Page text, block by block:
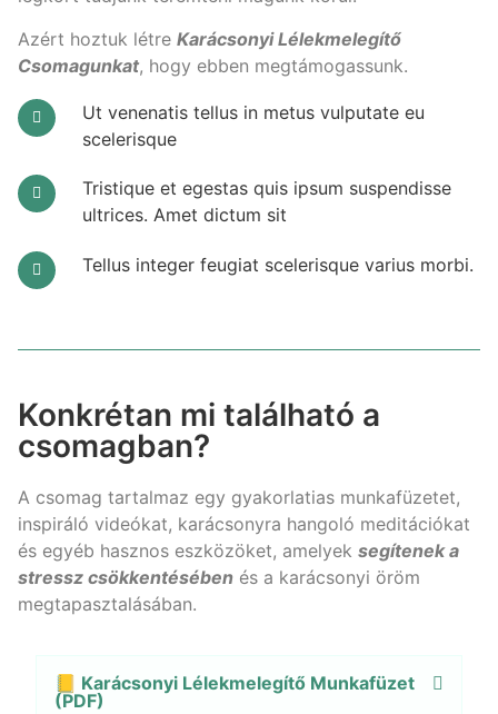
Azért hoztuk létre Karácsonyi Lélekmelegítő
Csomagunkat, hogy ebben megtámogassunk.
Ut venenatis tellus in metus vulputate eu
scelerisque
Tristique et egestas quis ipsum suspendisse
ultrices. Amet dictum sit
Tellus integer feugiat scelerisque varius morbi.
Konkrétan mi található a
csomagban?
A csomag tartalmaz egy gyakorlatias munkafüzetet,
inspiráló videókat, karácsonyra hangoló meditációkat
és egyéb hasznos eszközöket, amelyek segítenek a
stressz csökkentésében és a karácsonyi öröm
megtapasztalásában.
📒 Karácsonyi Lélekmelegítő Munkafüzet
(PDF)